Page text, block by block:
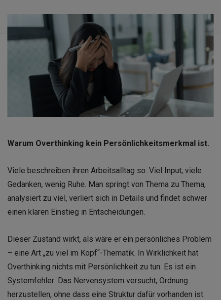
Warum Overthinking kein Persönlichkeitsmerkmal ist.
Viele beschreiben ihren Arbeitsalltag so: Viel Input, viele
Gedanken, wenig Ruhe. Man springt von Thema zu Thema,
analysiert zu viel, verliert sich in Details und findet schwer
einen klaren Einstieg in Entscheidungen.
Dieser Zustand wirkt, als wäre er ein persönliches Problem
– eine Art „zu viel im Kopf“-Thematik. In Wirklichkeit hat
Overthinking nichts mit Persönlichkeit zu tun. Es ist ein
Systemfehler: Das Nervensystem versucht, Ordnung
herzustellen, ohne dass eine Struktur dafür vorhanden ist.